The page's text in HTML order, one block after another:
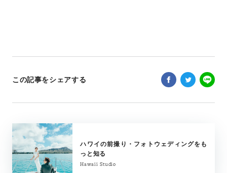
この記事をシェアする
ハワイの前撮り・フォトウェディングをも
っと知る
Hawaii Studio